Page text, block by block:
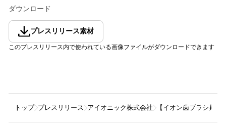
ダウンロード
プレスリリース素材
このプレスリリース内で使われている画像ファイルがダウンロードできます
トップ プレスリリース アイオニック株式会社 【イオン歯ブラシ累